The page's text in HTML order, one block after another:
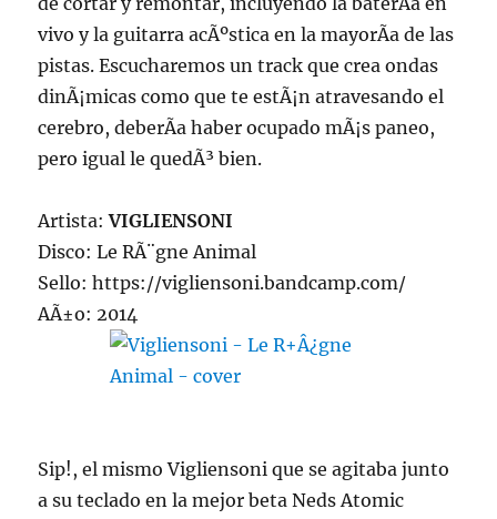
vivo y la guitarra acÃºstica en la mayorÃ­a de las
pistas. Escucharemos un track que crea ondas
dinÃ¡micas como que te estÃ¡n atravesando el
cerebro, deberÃ­a haber ocupado mÃ¡s paneo,
pero igual le quedÃ³ bien.
Artista:VIGLIENSONI
Disco: Le RÃ¨gne Animal
Sello: https://vigliensoni.bandcamp.com/
AÃ±o: 2014
Sip!, el mismo Vigliensoni que se agitaba junto
a su teclado en la mejor beta Neds Atomic